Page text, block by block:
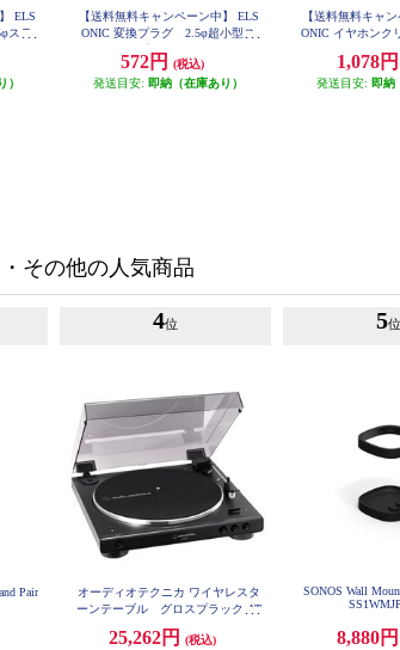
ELS
ステ
）
【送料無料キャンペーン中】 ELS
ONIC 変換プラグ 2.5φ超小型ス
ニジャック EFP-AV112S
572円
(税込)
発送目安: 即納（在庫あり）
【送料無料キャ
ONIC イヤホンク
1,078円
発送目安: 即納
その他の人気商品
Pair
4位
オーディオテクニカ ワイヤレスタ
ーンテーブル グロスプラック AT
25,262円
(税込)
5位
SONOS Wall
8,880円